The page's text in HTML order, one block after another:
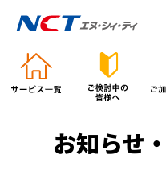
お知らせ